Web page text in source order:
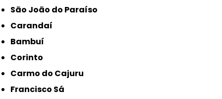
São João do Paraíso
Carandaí
Bambuí
Corinto
Carmo do Cajuru
Francisco Sá